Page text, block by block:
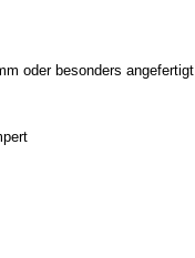
oder besonders angefertigt